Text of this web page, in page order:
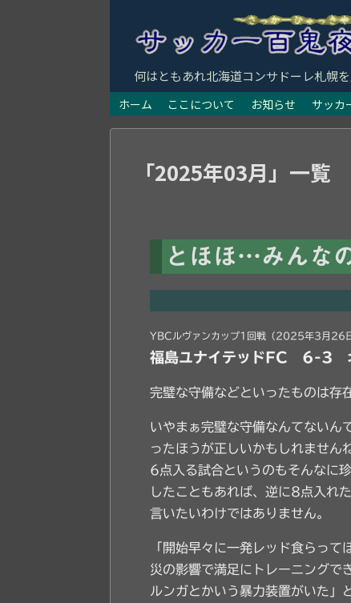
何はともあれ北海道コンサドーレ札幌
ホーム ここについて お知らせ サッカ
「2025年03月 」 一覧
とほほ…みんな
YBCルヴァンカップ1回戦（2025年3月26日
福島ユナイテッドFC 6-3
完璧な守備などといったものは存
いやまぁ完璧な守備なんてないん
ったほうが正しいかもしれません
6点入る試合というのもそんなに
したこともあれば、逆に8点入れ
言いたいわけではありません。
「開始早々に一発レッド食らっ
災の影響で満足にトレーニングで
ルンガとかいう暴力装置がいた」